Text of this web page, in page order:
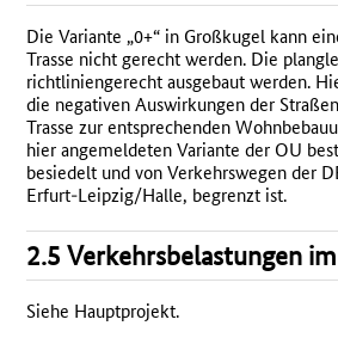
Die Variante „0+“ in Großkugel kann
Trasse nicht gerecht werden. Die
richtliniengerecht ausgebaut werden.
die negativen Auswirkungen der
Trasse zur entsprechenden
hier angemeldeten Variante der OU
besiedelt und von Verkehrswegen der
Erfurt-Leipzig/Halle, begrenzt ist.
2.5 Verkehrsbelastungen
Siehe Hauptprojekt.